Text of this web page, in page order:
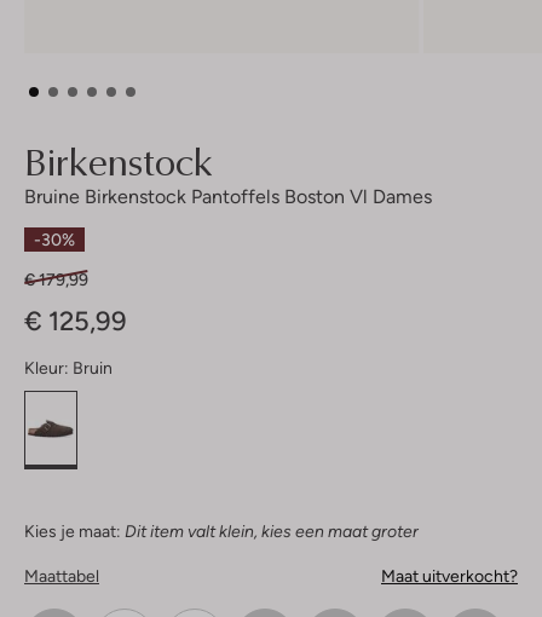
Birkenstock
Bruine Birkenstock Pantoffels Boston Vl Dames
-30%
€ 179,99
€ 125,99
Kleur: Bruin
Kies je maat: Dit item valt klein, kies een maat groter
Maattabel Maat uitverkocht?